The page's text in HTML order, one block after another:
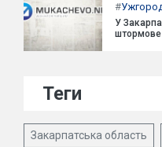
#
У
Теги
Закарпатська область